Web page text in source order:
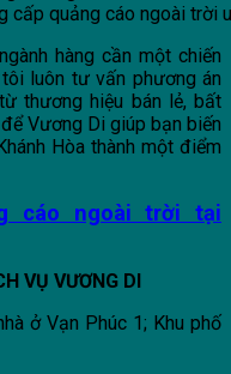
cấp quảng cáo ngoài trời
hàng cần một chiến
luôn tư vấn phương án
thương hiệu bán lẻ, bất
Vương Di giúp bạn biến
Hòa thành một điểm
cáo ngoài trời tại
VỤ VƯƠNG DI
ở Vạn Phúc 1; Khu phố